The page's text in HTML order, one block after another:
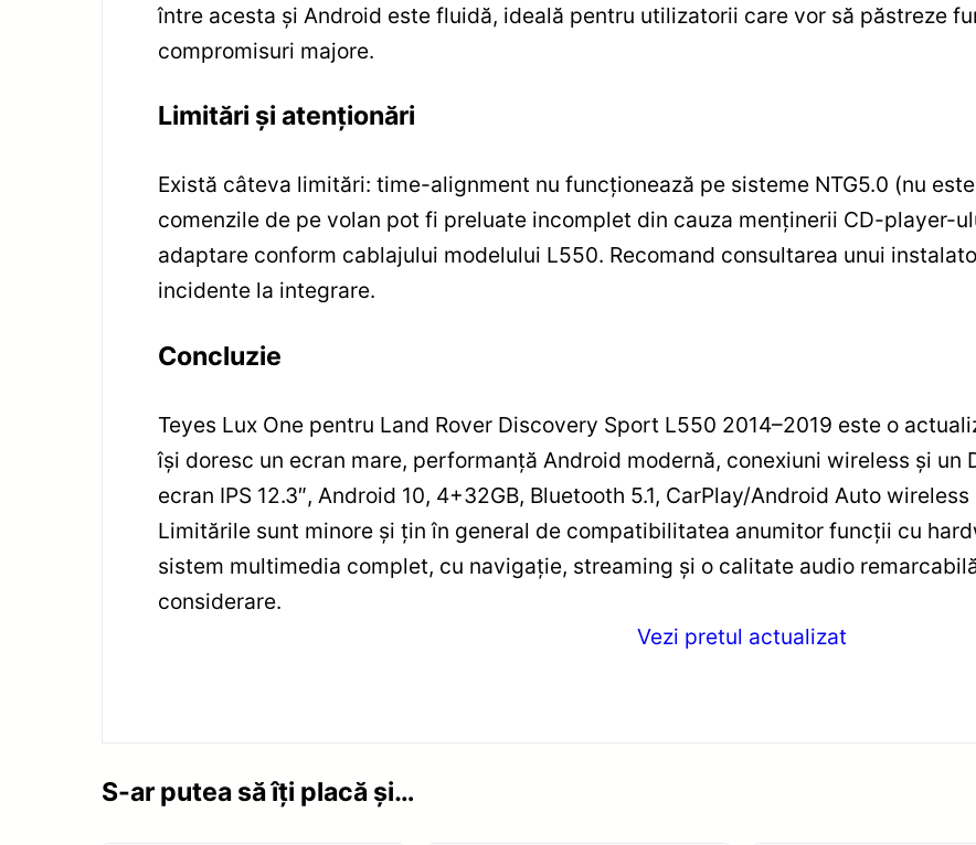
între acesta și Android este fluidă, ideală pentru utilizatorii care vor să păstreze
compromisuri majore.
Limitări și atenționări
Există câteva limitări: time-alignment nu funcționează pe sisteme NTG5.0 (nu
comenzile de pe volan pot fi preluate incomplet din cauza menținerii CD-player-
adaptare conform cablajului modelului L550. Recomand consultarea unui
incidente la integrare.
Concluzie
Teyes Lux One pentru Land Rover Discovery Sport L550 2014–2019 este o
își doresc un ecran mare, performanță Android modernă, conexiuni wireless și un
ecran IPS 12.3″, Android 10, 4+32GB, Bluetooth 5.1, CarPlay/Android Auto
Limitările sunt minore și țin în general de compatibilitatea anumitor funcții cu
sistem multimedia complet, cu navigație, streaming și o calitate audio
considerare.
Vezi pretul actualizat
S-ar putea să îți placă și…